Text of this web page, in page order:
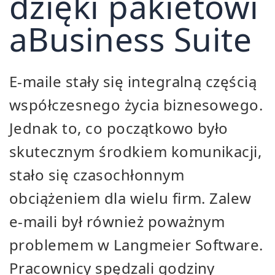
aBusiness Suite
E-maile stały się integralną częścią
współczesnego życia biznesowego.
Jednak to, co początkowo było
skutecznym środkiem komunikacji,
stało się czasochłonnym
obciążeniem dla wielu firm. Zalew
e-maili był również poważnym
problemem w Langmeier Software.
Pracownicy spędzali godziny